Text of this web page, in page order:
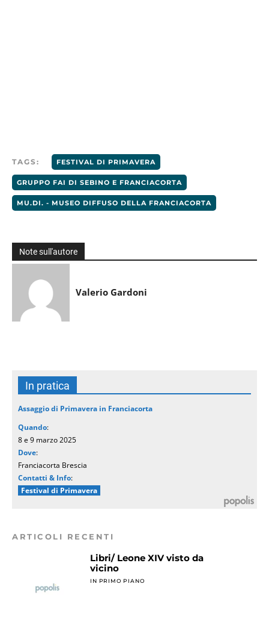
TAGS: FESTIVAL DI PRIMAVERA
GRUPPO FAI DI SEBINO E FRANCIACORTA
MU.DI. - MUSEO DIFFUSO DELLA FRANCIACORTA
Note sull'autore
Valerio Gardoni
In pratica
Assaggio di Primavera in Franciacorta
Quando:
8 e 9 marzo 2025
Dove:
Franciacorta Brescia
Contatti & Info:
Festival di Primavera
ARTICOLI RECENTI
Libri/ Leone XIV visto da
vicino
IN PRIMO PIANO